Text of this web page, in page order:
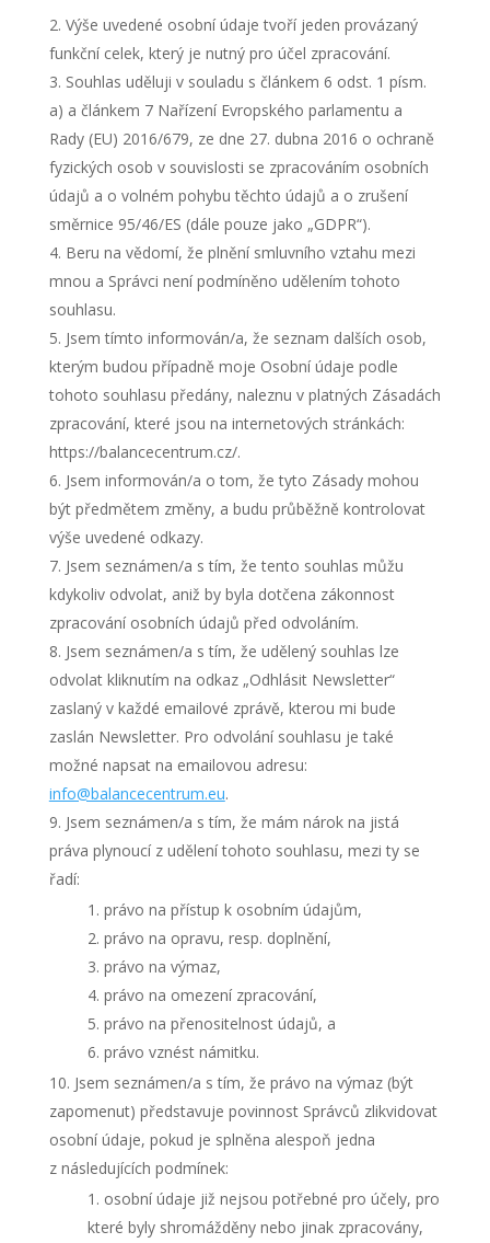
Výše uvedené osobní údaje tvoří jeden provázaný
funkční celek, který je nutný pro účel zpracování.
Souhlas uděluji v souladu s článkem 6 odst. 1 písm.
a) a článkem 7 Nařízení Evropského parlamentu a
Rady (EU) 2016/679, ze dne 27. dubna 2016 o ochraně
fyzických osob v souvislosti se zpracováním osobních
údajů a o volném pohybu těchto údajů a o zrušení
směrnice 95/46/ES (dále pouze jako „GDPR“).
Beru na vědomí, že plnění smluvního vztahu mezi
mnou a Správci není podmíněno udělením tohoto
souhlasu.
Jsem tímto informován/a, že seznam dalších osob,
kterým budou případně moje Osobní údaje podle
tohoto souhlasu předány, naleznu v platných Zásadách
zpracování, které jsou na internetových stránkách:
https://balancecentrum.cz/.
Jsem informován/a o tom, že tyto Zásady mohou
být předmětem změny, a budu průběžně kontrolovat
výše uvedené odkazy.
Jsem seznámen/a s tím, že tento souhlas můžu
kdykoliv odvolat, aniž by byla dotčena zákonnost
zpracování osobních údajů před odvoláním.
Jsem seznámen/a s tím, že udělený souhlas lze
odvolat kliknutím na odkaz „Odhlásit Newsletter“
zaslaný v každé emailové zprávě, kterou mi bude
zaslán Newsletter. Pro odvolání souhlasu je také
možné napsat na emailovou adresu:
info@balancecentrum.eu.
Jsem seznámen/a s tím, že mám nárok na jistá
práva plynoucí z udělení tohoto souhlasu, mezi ty se
řadí:
právo na přístup k osobním údajům,
právo na opravu, resp. doplnění,
právo na výmaz,
právo na omezení zpracování,
právo na přenositelnost údajů, a
právo vznést námitku.
Jsem seznámen/a s tím, že právo na výmaz (být
zapomenut) představuje povinnost Správců zlikvidovat
osobní údaje, pokud je splněna alespoň jedna
z následujících podmínek:
osobní údaje již nejsou potřebné pro účely, pro
které byly shromážděny nebo jinak zpracovány,